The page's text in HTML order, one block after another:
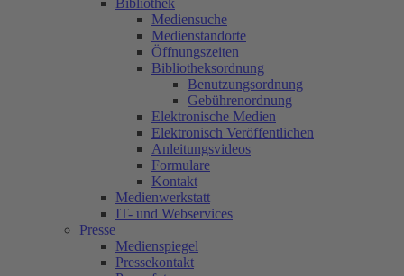
Mediensuche
Medienstandorte
Öffnungszeiten
Bibliotheksordnung
Benutzungsordnung
Gebührenordnung
Elektronische Medien
Elektronisch Veröffentlichen
Anleitungsvideos
Formulare
Kontakt
Medienwerkstatt
IT- und Webservices
Presse
Medienspiegel
Pressekontakt